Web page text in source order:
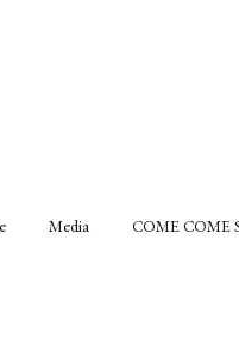
Media COME COME